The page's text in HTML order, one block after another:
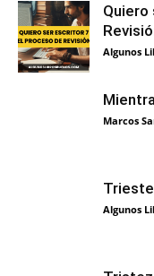
Algunos
Marcos
Algunos